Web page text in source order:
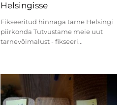
Helsingisse
Fikseeritud hinnaga tarne Helsingi
piirkonda Tutvustame meie uut
tarnevõimalust - fikseeri...